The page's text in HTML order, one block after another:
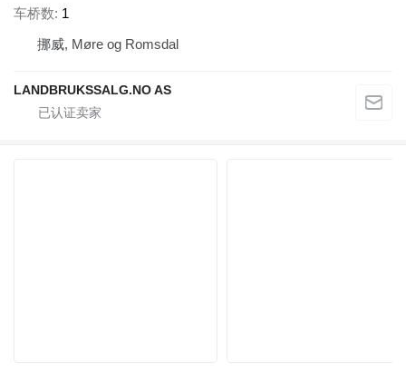
车桥数 1
挪威, Møre og Romsdal
LANDBRUKSSALG.NO AS